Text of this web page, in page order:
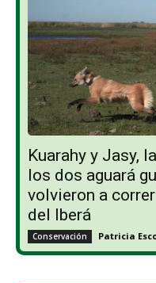
Kuarahy y Jasy,
los dos aguará
volvieron a
del Iberá
Conservación Patricia